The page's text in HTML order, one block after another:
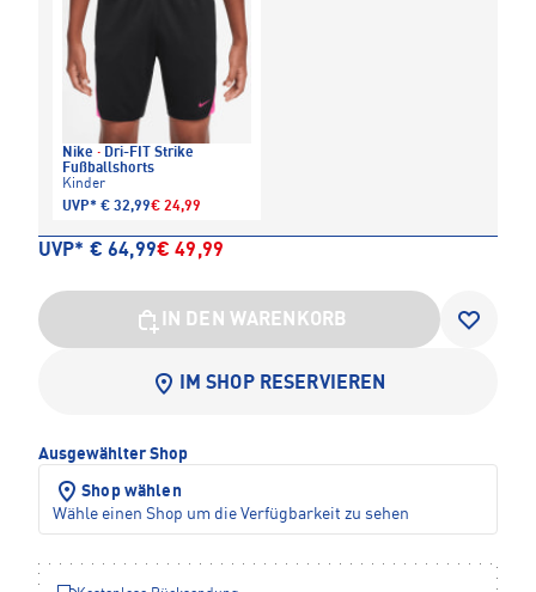
Nike · Dri-FIT Strike
Fußballshorts
Kinder
UVP* € 32,99€ 24,99
UVP* € 64,99€ 49,99
IN DEN WARENKORB
IM SHOP RESERVIEREN
Ausgewählter Shop
Shop wählen
Wähle einen Shop um die Verfügbarkeit zu sehen